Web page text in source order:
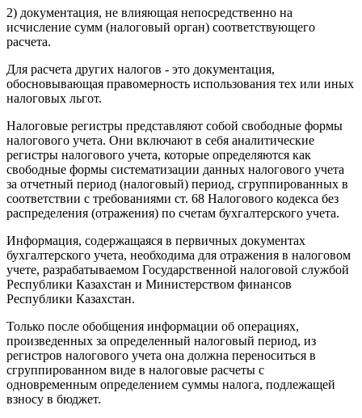
2) документация, не влияющая непосредственно на
исчисление сумм (налоговый орган) соответствующего
расчета.
Для расчета других налогов - это документация,
обосновывающая правомерность использования тех или иных
налоговых льгот.
Налоговые регистры представляют собой свободные формы
налогового учета. Они включают в себя аналитические
регистры налогового учета, которые определяются как
свободные формы систематизации данных налогового учета
за отчетный период (налоговый) период, сгруппированных в
соответствии с требованиями ст. 68 Налогового кодекса без
распределения (отражения) по счетам бухгалтерского учета.
Информация, содержащаяся в первичных документах
бухгалтерского учета, необходима для отражения в налоговом
учете, разрабатываемом Государственной налоговой службой
Республики Казахстан и Министерством финансов
Республики Казахстан.
Только после обобщения информации об операциях,
произведенных за определенный налоговый период, из
регистров налогового учета она должна переноситься в
сгруппированном виде в налоговые расчеты с
одновременным определением суммы налога, подлежащей
взносу в бюджет.